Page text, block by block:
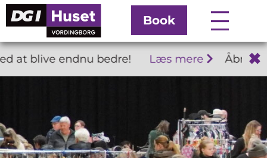
Book
blive endnu bedre! Læs mere ✖